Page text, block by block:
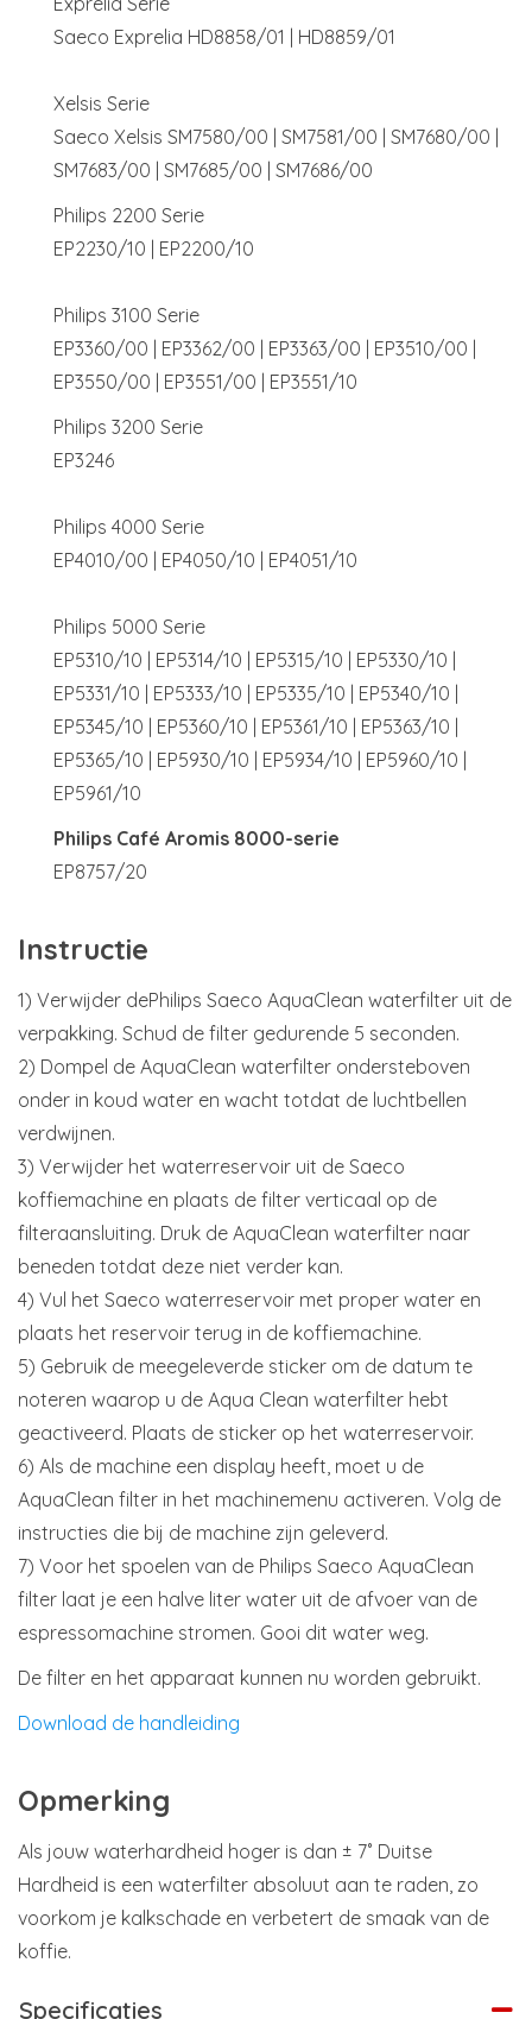
Saeco Exprelia HD8858/01 | HD8859/01
Xelsis Serie
Saeco Xelsis SM7580/00 | SM7581/00 | SM7680/00 |
SM7683/00 | SM7685/00 | SM7686/00
Philips 2200 Serie
EP2230/10 | EP2200/10
Philips 3100 Serie
EP3360/00 | EP3362/00 | EP3363/00 | EP3510/00 |
EP3550/00 | EP3551/00 | EP3551/10
Philips 3200 Serie
EP3246
Philips 4000 Serie
EP4010/00 | EP4050/10 | EP4051/10
Philips 5000 Serie
EP5310/10 | EP5314/10 | EP5315/10 | EP5330/10 |
EP5331/10 | EP5333/10 | EP5335/10 | EP5340/10 |
EP5345/10 | EP5360/10 | EP5361/10 | EP5363/10 |
EP5365/10 | EP5930/10 | EP5934/10 | EP5960/10 |
EP5961/10
Philips Café Aromis 8000-serie
EP8757/20
Instructie
1) Verwijder dePhilips Saeco AquaClean waterfilter uit de
verpakking. Schud de filter gedurende 5 seconden.
2) Dompel de AquaClean waterfilter ondersteboven
onder in koud water en wacht totdat de luchtbellen
verdwijnen.
3) Verwijder het waterreservoir uit de Saeco
koffiemachine en plaats de filter verticaal op de
filteraansluiting. Druk de AquaClean waterfilter naar
beneden totdat deze niet verder kan.
4) Vul het Saeco waterreservoir met proper water en
plaats het reservoir terug in de koffiemachine.
5) Gebruik de meegeleverde sticker om de datum te
noteren waarop u de Aqua Clean waterfilter hebt
geactiveerd. Plaats de sticker op het waterreservoir.
6) Als de machine een display heeft, moet u de
AquaClean filter in het machinemenu activeren. Volg de
instructies die bij de machine zijn geleverd.
7) Voor het spoelen van de Philips Saeco AquaClean
filter laat je een halve liter water uit de afvoer van de
espressomachine stromen. Gooi dit water weg.
De filter en het apparaat kunnen nu worden gebruikt.
Download de handleiding
Opmerking
Als jouw waterhardheid hoger is dan ± 7˚ Duitse
Hardheid is een waterfilter absoluut aan te raden, zo
voorkom je kalkschade en verbetert de smaak van de
koffie.
Specificaties